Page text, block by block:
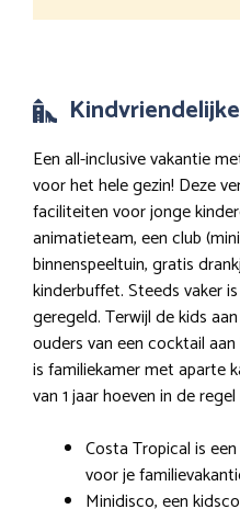
Een all-inclusive vakantie
voor het hele gezin! Deze
faciliteiten voor jonge
animatieteam, een club
binnenspeeltuin, gratis
kinderbuffet. Steeds vaker
geregeld. Terwijl de kids
ouders van een cocktail
is familiekamer met aparte
van 1 jaar hoeven in de
Costa Tropical is
voor je
Minidisco, een